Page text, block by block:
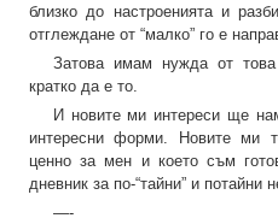
близко до настроенията и
отглеждане от “малко” го е
Затова имам нужда от
кратко да е то.
И новите ми интереси ще
интересни форми. Новите ми
ценно за мен и което съм
дневник за по-“тайни” и потайни
—-